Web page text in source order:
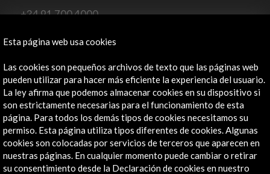
+34 91 700 4000
José Abascal, 4 - 4º
28003 Madrid, España
Canales de contacto
Explora
Institucional
Actividades
Programa PICE
Residencias
Esta página web usa cookies
Las cookies son pequeños archivos de texto que las páginas web
pueden utilizar para hacer más eficiente la experiencia del usuario.
La ley afirma que podemos almacenar cookies en su dispositivo si
son estrictamente necesarias para el funcionamiento de esta
página. Para todos los demás tipos de cookies necesitamos su
permiso. Esta página utiliza tipos diferentes de cookies. Algunas
cookies son colocadas por servicios de terceros que aparecen en
nuestras páginas. En cualquier momento puede cambiar o retirar
su consentimiento desde la Declaración de cookies en nuestro